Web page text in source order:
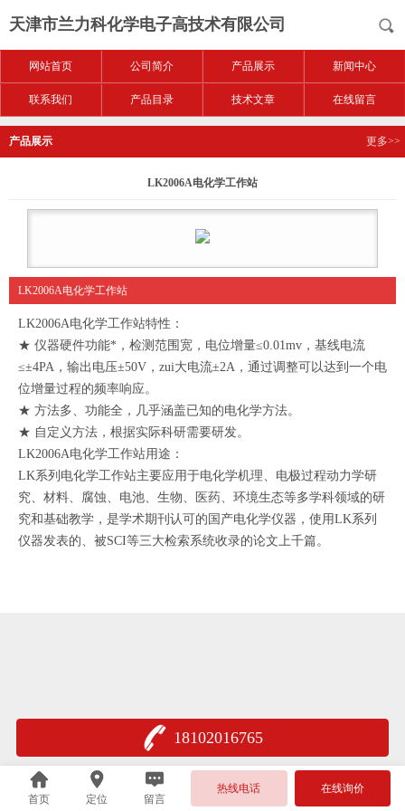
天津市兰力科化学电子高技术有限公司
网站首页 公司简介 产品展示 新闻中心
联系我们 产品目录 技术文章 在线留言
产品展示 更多>>
LK2006A电化学工作站
LK2006A电化学工作站
LK2006A电化学工作站特性：
★ 仪器硬件功能*，检测范围宽，电位增量≤0.01mv，基线电流
≤±4PA，输出电压±50V，zui大电流±2A，通过调整可以达到一个电
位增量过程的频率响应。
★ 方法多、功能全，几乎涵盖已知的电化学方法。
★ 自定义方法，根据实际科研需要研发。
LK2006A电化学工作站用途：
LK系列电化学工作站主要应用于电化学机理、电极过程动力学研
究、材料、腐蚀、电池、生物、医药、环境生态等多学科领域的研
究和基础教学，是学术期刊认可的国产电化学仪器，使用LK系列
仪器发表的、被SCI等三大检索系统收录的论文上千篇。
18102016765
首页 定位 留言
热线电话 在线询价